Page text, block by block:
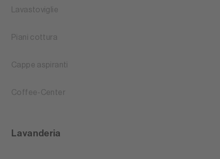
Lavastoviglie
Piani cottura
Cappe aspiranti
Coffee-Center
Lavanderia